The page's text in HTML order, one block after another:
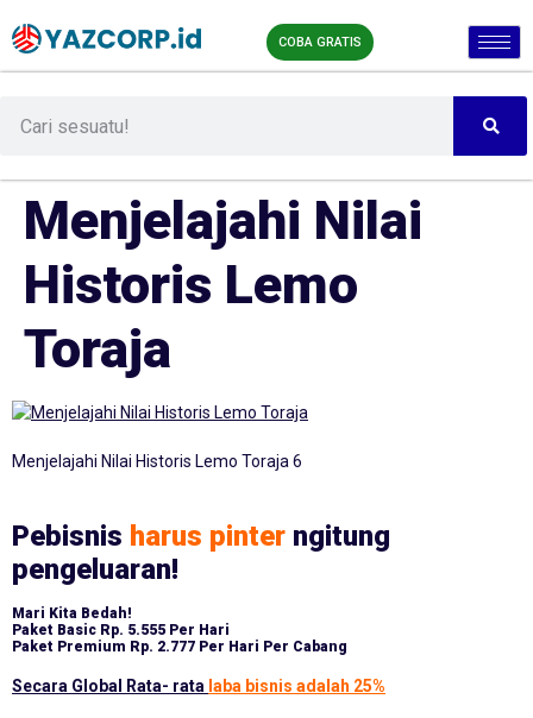
COBA GRATIS
Menjelajahi Nilai
Historis Lemo
Toraja
Menjelajahi Nilai Historis Lemo Toraja 6
Pebisnis harus pinter ngitung
pengeluaran!
Mari Kita Bedah!
Paket Basic Rp. 5.555 Per Hari
Paket Premium Rp. 2.777 Per Hari Per Cabang
Secara Global Rata- rata laba bisnis adalah 25%